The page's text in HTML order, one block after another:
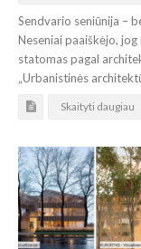
Sendvario seniūnija –
Neseniai paaiškėjo,
statomas pagal
„Urbanistinės
Skaityti daugiau